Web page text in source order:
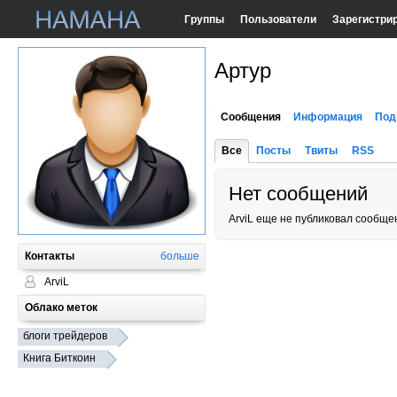
Группы Пользователи
Контакты больше
ArviL
Облако меток
блоги трейдеров
Книга Биткоин
Артур
Сообщения Информация
Все Посты Твиты RSS
Нет сообщений
ArviL еще не публиковал